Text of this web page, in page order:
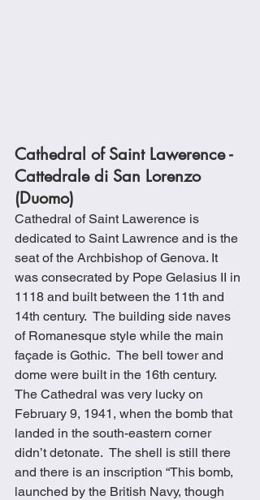
Cathedral of Saint Lawerence -
Cattedrale di San Lorenzo
(Duomo)
Cathedral of Saint Lawerence is
dedicated to Saint Lawrence and is the
seat of the Archbishop of Genova. It
was consecrated by Pope Gelasius II in
1118 and built between the 11th and
14th century.  The building side naves
of Romanesque style while the main
façade is Gothic.  The bell tower and
dome were built in the 16th century.
The Cathedral was very lucky on
February 9, 1941, when the bomb that
landed in the south-eastern corner
didn’t detonate.  The shell is still there
and there is an inscription “This bomb,
launched by the British Navy, though